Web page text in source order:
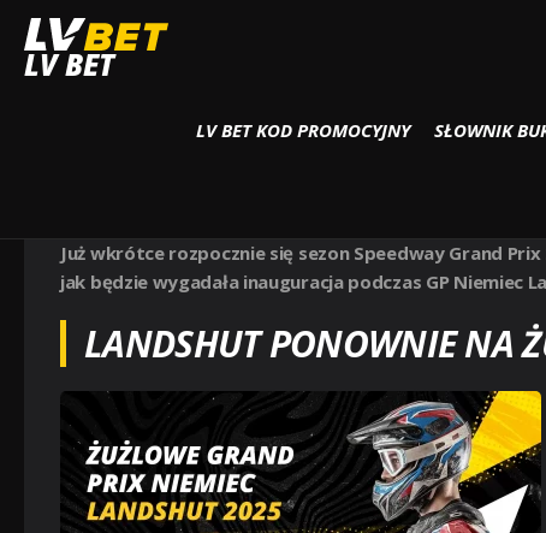
LV BET
LV BET KOD PROMOCYJNY SŁOWNIK
Strona główna Żużel
ŻUŻLOWE GRAND PRIX
Już wkrótce rozpocznie się sezon Speedway Grand
jak będzie wygadała inauguracja podczas GP Niemiec
LANDSHUT PONOWNIE NA